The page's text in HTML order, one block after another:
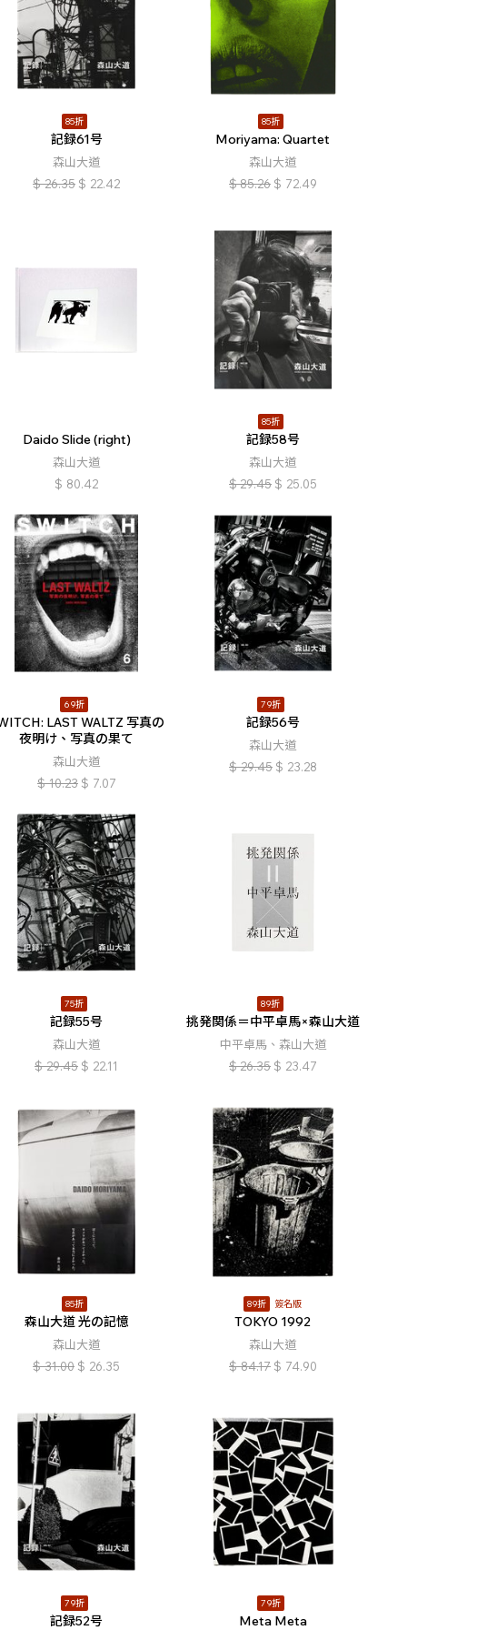
85折
記録61号
森山大道
$ 26.35 $ 22.42
85折
Moriyama: Quartet
森山大道
$ 85.26 $ 72.49
Daido Slide (right)
森山大道
$ 80.42
85折
記録58号
森山大道
$ 29.45 $ 25.05
69折
LAST WALTZ 写真の
夜明け、写真の果て
森山大道
$ 10.23 $ 7.07
79折
記録56号
森山大道
$ 29.45 $ 23.28
75折
記録55号
森山大道
$ 29.45 $ 22.11
89折
挑発関係＝中平卓馬×森山大道
中平卓馬、森山大道
$ 26.35 $ 23.47
85折
森山大道 光の記憶
森山大道
$ 31.00 $ 26.35
89折 簽名版
TOKYO 1992
森山大道
$ 84.17 $ 74.90
79折
記録52号
79折
Meta Meta